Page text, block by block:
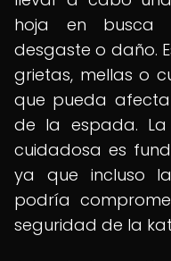
hoja en busca
desgaste o daño.
grietas, mellas o
que pueda
de la espada. La
cuidadosa es
ya que incluso
podría
seguridad de la